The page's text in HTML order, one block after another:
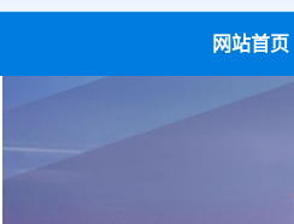
网站首页